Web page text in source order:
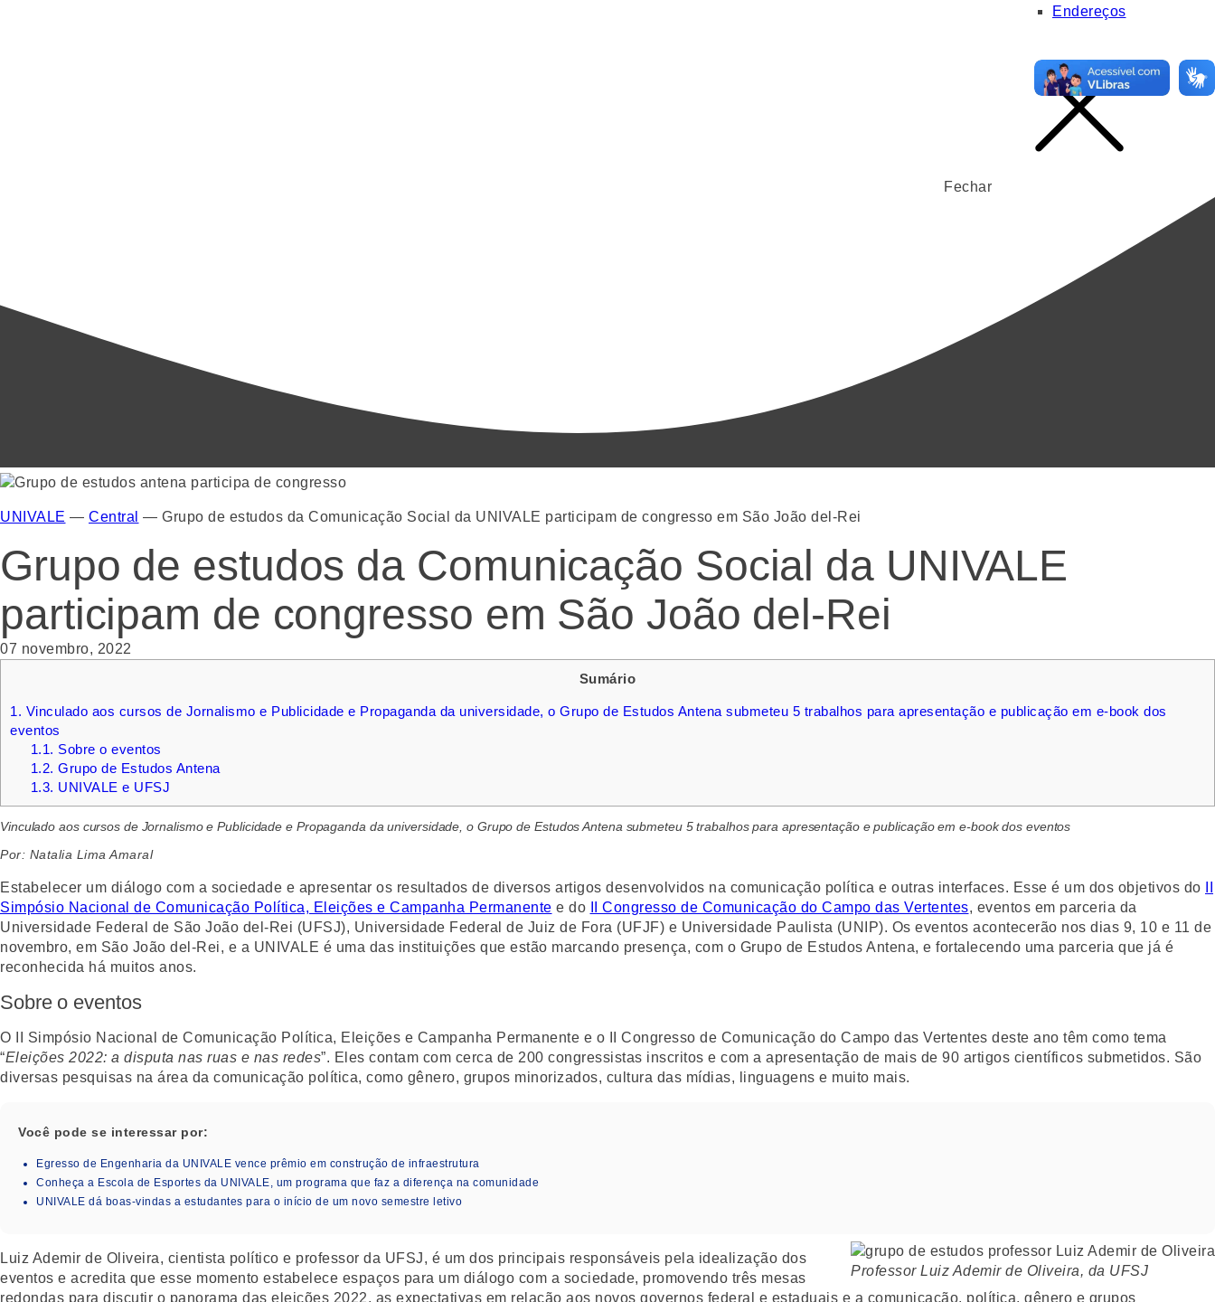
Endereços
Fechar
UNIVALE — Central — Grupo de estudos da Comunicação Social da UNIVALE participam de congresso em São João del-Rei
Grupo de estudos da Comunicação Social da UNIVALE
participam de congresso em São João del-Rei
07 novembro, 2022
Sumário
1. Vinculado aos cursos de Jornalismo e Publicidade e Propaganda da universidade, o Grupo de Estudos Antena submeteu 5 trabalhos para apresentação e publicação em e-book dos
eventos
1.1. Sobre o eventos
1.2. Grupo de Estudos Antena
1.3. UNIVALE e UFSJ
Vinculado aos cursos de Jornalismo e Publicidade e Propaganda da universidade, o Grupo de Estudos Antena submeteu 5 trabalhos para apresentação e publicação em e-book dos eventos
Por: Natalia Lima Amaral
Estabelecer um diálogo com a sociedade e apresentar os resultados de diversos artigos desenvolvidos na comunicação política e outras interfaces. Esse é um dos objetivos do
Simpósio Nacional de Comunicação Política, Eleições e Campanha Permanente e do II Congresso de Comunicação do Campo das Vertentes, eventos em parceria da
Universidade Federal de São João del-Rei (UFSJ), Universidade Federal de Juiz de Fora (UFJF) e Universidade Paulista (UNIP). Os eventos acontecerão nos dias 9, 10 e 11 de
novembro, em São João del-Rei, e a UNIVALE é uma das instituições que estão marcando presença, com o Grupo de Estudos Antena, e fortalecendo uma parceria que já é
reconhecida há muitos anos.
Sobre o eventos
O II Simpósio Nacional de Comunicação Política, Eleições e Campanha Permanente e o II Congresso de Comunicação do Campo das Vertentes deste ano têm como tema
“Eleições 2022: a disputa nas ruas e nas redes”. Eles contam com cerca de 200 congressistas inscritos e com a apresentação de mais de 90 artigos científicos submetidos. São
diversas pesquisas na área da comunicação política, como gênero, grupos minorizados, cultura das mídias, linguagens e muito mais.
Você pode se interessar por:
Egresso de Engenharia da UNIVALE vence prêmio em construção de infraestrutura
Conheça a Escola de Esportes da UNIVALE, um programa que faz a diferença na comunidade
UNIVALE dá boas-vindas a estudantes para o início de um novo semestre letivo
Professor Luiz Ademir de Oliveira, da UFSJ
Luiz Ademir de Oliveira, cientista político e professor da UFSJ, é um dos principais responsáveis pela idealização dos
eventos e acredita que esse momento estabelece espaços para um diálogo com a sociedade, promovendo três mesas
redondas para discutir o panorama das eleições 2022, as expectativas em relação aos novos governos federal e estaduais e a comunicação, política, gênero e grupos